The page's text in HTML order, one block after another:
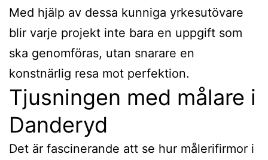
Med hjälp av dessa kunniga yrkesutövare
blir varje projekt inte bara en uppgift som
ska genomföras, utan snarare en
konstnärlig resa mot perfektion.
Tjusningen med målare i
Danderyd
Det är fascinerande att se hur målerifirmor i